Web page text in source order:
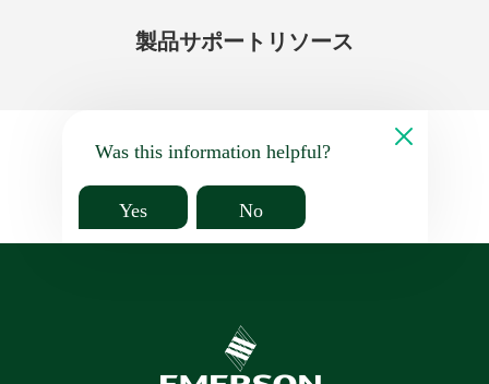
製品サポート リソース
Was this information helpful?
Yes No